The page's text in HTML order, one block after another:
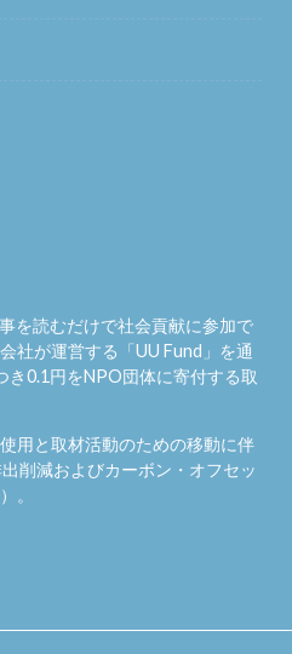
を読むだけで社会貢献に参加で
社が運営する「UU Fund 」を通
き0.1円をNPO団体に寄付する取
用と取材活動のための移動に伴
削減およびカーボン・オフセッ
）。